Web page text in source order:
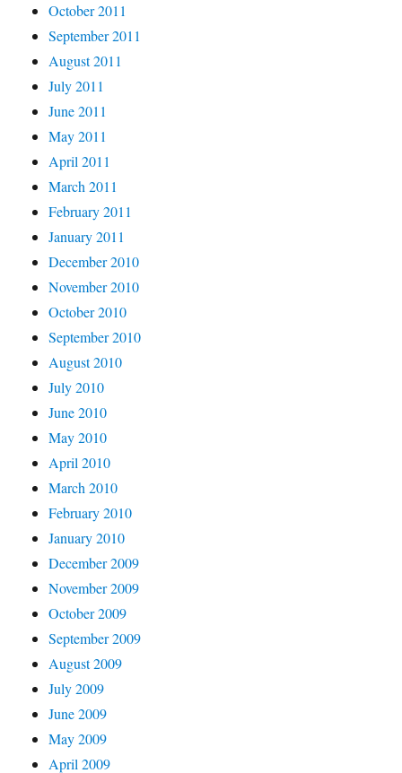
October 2011
September 2011
August 2011
July 2011
June 2011
May 2011
April 2011
March 2011
February 2011
January 2011
December 2010
November 2010
October 2010
September 2010
August 2010
July 2010
June 2010
May 2010
April 2010
March 2010
February 2010
January 2010
December 2009
November 2009
October 2009
September 2009
August 2009
July 2009
June 2009
May 2009
April 2009